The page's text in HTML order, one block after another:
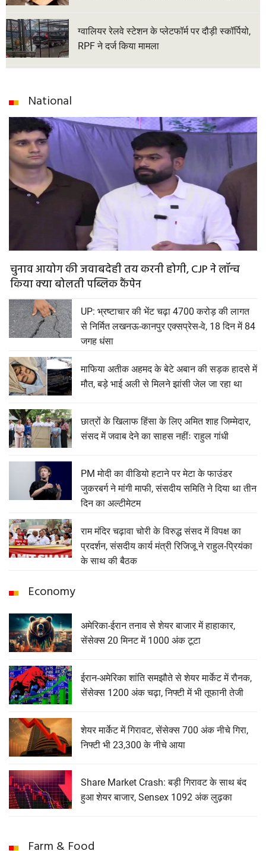
ग्वालियर रेलवे स्टेशन के प्लेटफॉर्म पर दौड़ी स्कॉर्पियो,
RPF ने दर्ज किया मामला
National
चुनाव आयोग की जवाबदेही तय करनी होगी, CJP ने लॉन्च
किया क्या बोलती पब्लिक कैंपेन
UP: भ्रष्टाचार की भेंट चढ़ा 4700 करोड़ की लागत
से निर्मित लखनऊ-कानपुर एक्सप्रेस-वे, 18 दिन में 84
जगह धंसा
माफिया अतीक अहमद के बेटे अबान की सड़क हादसे में
मौत, बड़े भाई अली से मिलने झांसी जेल जा रहा था
छात्रों के खिलाफ हिंसा के लिए अमित शाह जिम्मेदार,
संसद में जवाब देने का साहस नहींः राहुल गांधी
PM मोदी का वीडियो हटाने पर मेटा के फाउंडर
जुकरबर्ग ने मांगी माफी, संसदीय समिति ने दिया था तीन
दिन का अल्टीमेटम
राम मंदिर चढ़ावा चोरी के विरुद्ध संसद में विपक्ष का
प्रदर्शन, संसदीय कार्य मंत्री रिजिजू ने राहुल-प्रियंका
के साथ की बैठक
Economy
अमेरिका-ईरान तनाव से शेयर बाजार में हाहाकार,
सेंसेक्स 20 मिनट में 1000 अंक टूटा
ईरान-अमेरिका शांति समझौते से शेयर मार्केट में रौनक,
सेंसेक्स 1200 अंक चढ़ा, निफ्टी में भी तूफानी तेजी
शेयर मार्केट में गिरावट, सेंसेक्‍स 700 अंक नीचे गिरा,
निफ्टी भी 23,300 के नीचे आया
Share Market Crash: बड़ी गिरावट के साथ बंद
हुआ शेयर बाजार, Sensex 1092 अंक लुढ़का
Farm & Food